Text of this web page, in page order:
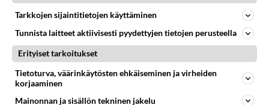
sellaisenaan tai pääruoan
kyljessä. Tämä on salaatti
vaativaankin makuun!
Tarkkojen sijaintitietojen käyttäminen
Tunnista laitteet aktiivisesti pyydettyjen tietojen perusteella
Erityiset tarkoitukset
Tietoturva, väärinkäytösten ehkäiseminen ja virheiden
korjaaminen
Mainonnan ja sisällön tekninen jakelu